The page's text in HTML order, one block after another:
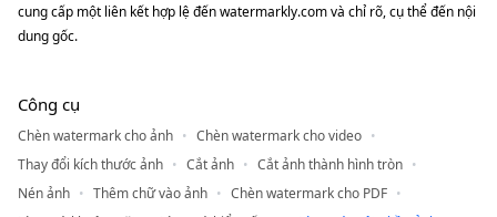
cung cấp một liên kết hợp lệ đến watermarkly.com và chỉ rõ, cụ thể đến nội
dung gốc.
Công cụ
Chèn watermark cho ảnh
Chèn watermark cho video
Thay đổi kích thước ảnh
Cắt ảnh
Cắt ảnh thành hình tròn
Nén ảnh
Thêm chữ vào ảnh
Chèn watermark cho PDF